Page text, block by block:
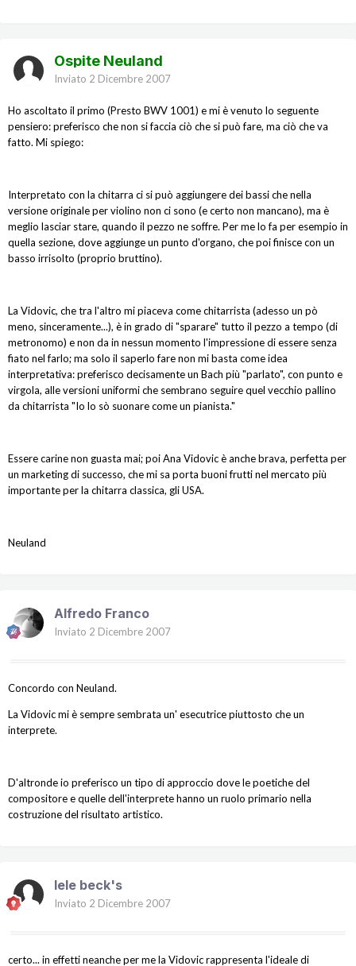
Ospite Neuland
Inviato 2 Dicembre 2007
Ho ascoltato il primo (Presto BWV 1001) e mi è venuto lo seguente
pensiero: preferisco che non si faccia ciò che si può fare, ma ciò che va
fatto. Mi spiego:
Interpretato con la chitarra ci si può aggiungere dei bassi che nella
versione originale per violino non ci sono (e certo non mancano), ma è
meglio lasciar stare, quando il pezzo ne soffre. Per me lo fa per esempio in
quella sezione, dove aggiunge un punto d'organo, che poi finisce con un
basso irrisolto (proprio bruttino).
La Vidovic, che tra l'altro mi piaceva come chitarrista (adesso un pò
meno, sinceramente...), è in grado di "sparare" tutto il pezzo a tempo (di
metronomo) e non da in nessun momento l'impressione di essere senza
fiato nel farlo; ma solo il saperlo fare non mi basta come idea
interpretativa: preferisco decisamente un Bach più "parlato", con punto e
virgola, alle versioni uniformi che sembrano seguire quel vecchio pallino
da chitarrista "Io lo sò suonare come un pianista."
Essere carine non guasta mai; poi Ana Vidovic è anche brava, perfetta per
un marketing di successo, che mi sa porta buoni frutti nel mercato più
importante per la chitarra classica, gli USA.
Neuland
Alfredo Franco
Inviato 2 Dicembre 2007
Concordo con Neuland.
La Vidovic mi è sempre sembrata un' esecutrice piuttosto che un
interprete.
D'altronde io preferisco un tipo di approccio dove le poetiche del
compositore e quelle dell'interprete hanno un ruolo primario nella
costruzione del risultato artistico.
lele beck's
Inviato 2 Dicembre 2007
certo... in effetti neanche per me la Vidovic rappresenta l'ideale di